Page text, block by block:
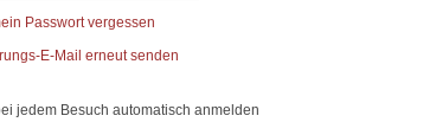
Passwort vergessen
E-Mail erneut senden
jedem Besuch automatisch anmelden